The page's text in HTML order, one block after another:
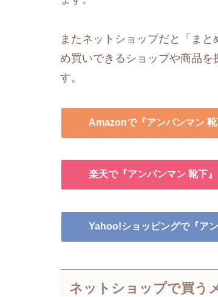
またネットショップだと「ま
め買いできるショップや商品
す。
Amazonで『アンパンマン
楽天で『アンパンマン 靴下
Yahoo!ショッピングで『ア
ネットショップで買う